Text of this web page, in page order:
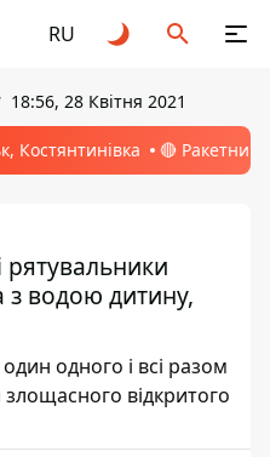
RU
18:56, 28 Квітня 2021
Костянтинівка 🔴 Ракетний
рятувальники
з водою дитину,
одного і всі разом
відкритого